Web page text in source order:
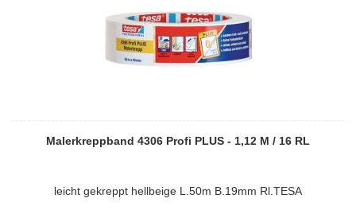
Malerkreppband 4306 Profi PLUS - 1,12 M / 16 RL
leicht gekreppt hellbeige L.50m B.19mm Rl.TESA